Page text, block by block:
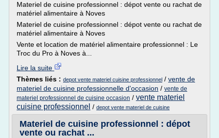
Materiel de cuisine professionnel : dépot vente ou rachat de
matériel alimentaire à Noves
Materiel de cuisine professionnel : dépot vente ou rachat de
matériel alimentaire à Noves
Vente et location de matériel alimentaire professionnel : Le
Troc du Pro à Noves à...
Lire la suite
Thèmes liés : depot vente materiel cuisine professionnel / vente de
materiel de cuisine professionnelle d'occasion / vente de
materiel professionnel de cuisine occasion / vente materiel
cuisine professionnel / depot vente materiel de cuisine
Materiel de cuisine professionnel : dépot
vente ou rachat ...